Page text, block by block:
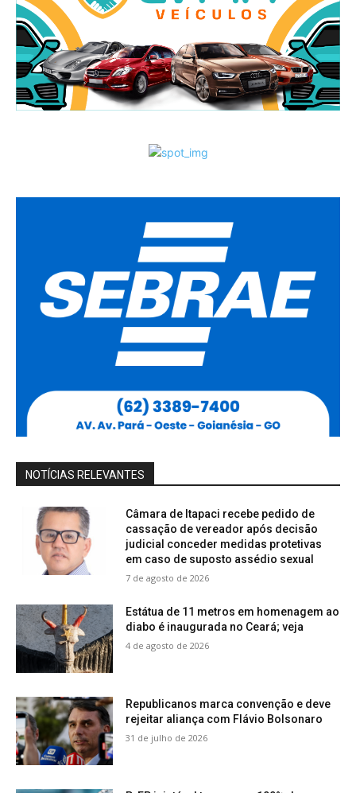
NOTÍCIAS RELEVANTES
Câmara de Itapaci recebe pedido de
cassação de vereador após decisão
judicial conceder medidas protetivas
em caso de suposto assédio sexual
7 de agosto de 2026
Estátua de 11 metros em homenagem ao
diabo é inaugurada no Ceará; veja
4 de agosto de 2026
Republicanos marca convenção e deve
rejeitar aliança com Flávio Bolsonaro
31 de julho de 2026